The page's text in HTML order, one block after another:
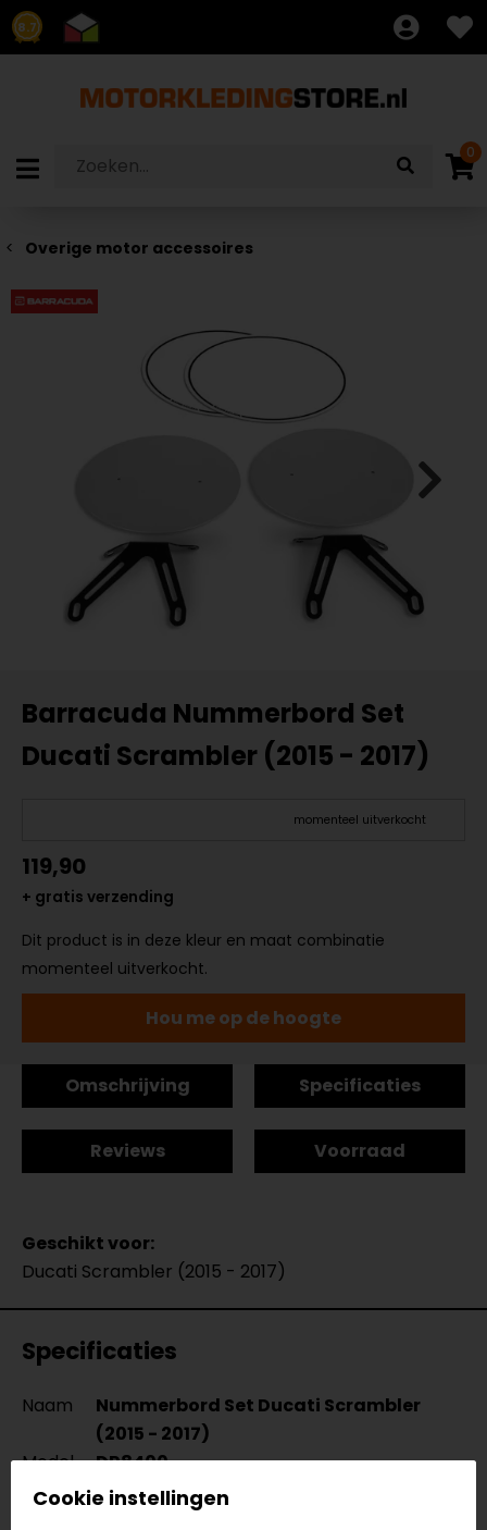
8.7
0
Overige motor accessoires
Barracuda Nummerbord Set
Ducati Scrambler (2015 - 2017)
momenteel uitverkocht
119,90
+ gratis verzending
Dit product is in deze kleur en maat combinatie
momenteel uitverkocht.
Hou me op de hoogte
Omschrijving Specificaties
Reviews Voorraad
Geschikt voor:
Ducati Scrambler (2015 - 2017)
Specificaties
Naam
Nummerbord Set Ducati Scrambler
(2015 - 2017)
Model
DR8400
Merk
Barracuda
Cookie instellingen